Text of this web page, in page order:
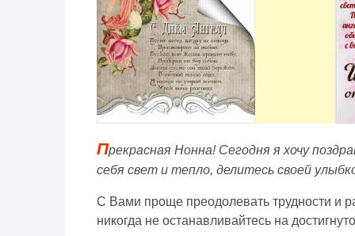
Прекрасная Нонна! Сегодня я хочу
себя свет и тепло, делитесь своей
С Вами проще преодолевать трудности и
никогда не останавливайтесь на